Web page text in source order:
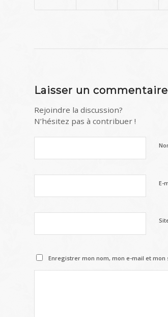
Laisser un commentaire
Rejoindre la discussion?
N’hésitez pas à contribuer !
E-
Enregistrer mon nom, mon e-mail et